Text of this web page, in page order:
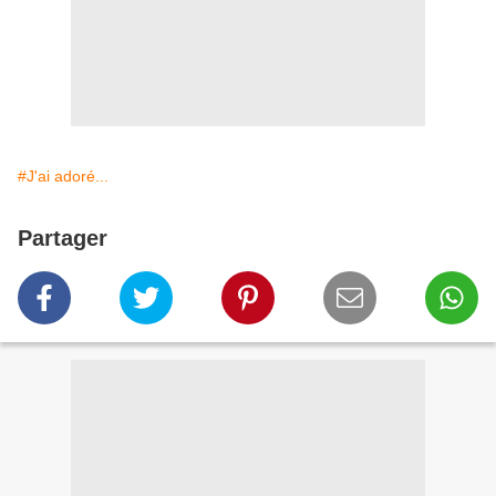
#J'ai adoré...
Partager